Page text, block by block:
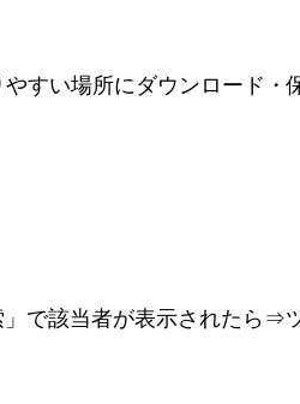
すい場所にダウンロード・
で該当者が表示されたら⇒